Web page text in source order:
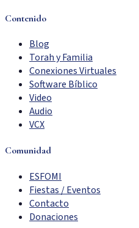
Contenido
Blog
Torah y Familia
Conexiones Virtuales
Software Bíblico
Video
Audio
VCX
Comunidad
ESFOMI
Fiestas / Eventos
Contacto
Donaciones